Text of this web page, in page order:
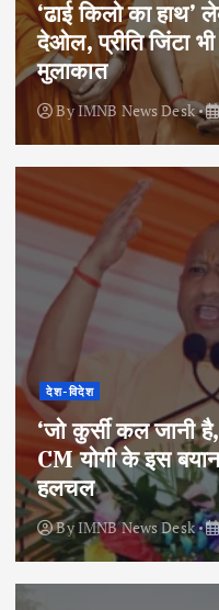
‘ढाई किलो का
देओल, प्रीति जिंटा
मुलाकात
ByIMNB News Desk
देश-विदेश
‘जो कुर्सी कल जानी
CM योगी के इस
हलचल
ByIMNB News Desk